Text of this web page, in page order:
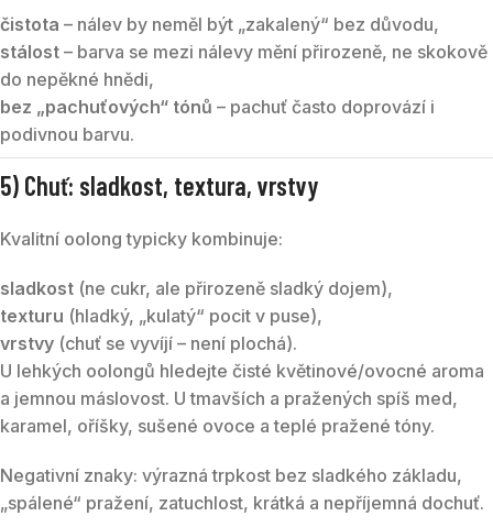
čistota – nálev by neměl být „zakalený“ bez důvodu,
stálost – barva se mezi nálevy mění přirozeně, ne skokově
do nepěkné hnědi,
bez „pachuťových“ tónů – pachuť často doprovází i
podivnou barvu.
5) Chuť: sladkost, textura, vrstvy
Kvalitní oolong typicky kombinuje:
sladkost (ne cukr, ale přirozeně sladký dojem),
texturu (hladký, „kulatý“ pocit v puse),
vrstvy (chuť se vyvíjí – není plochá).
U lehkých oolongů hledejte čisté květinové/ovocné aroma
a jemnou máslovost. U tmavších a pražených spíš med,
karamel, oříšky, sušené ovoce a teplé pražené tóny.
Negativní znaky: výrazná trpkost bez sladkého základu,
„spálené“ pražení, zatuchlost, krátká a nepříjemná dochuť.